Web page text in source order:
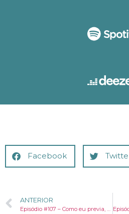
Facebook
ANTERIOR